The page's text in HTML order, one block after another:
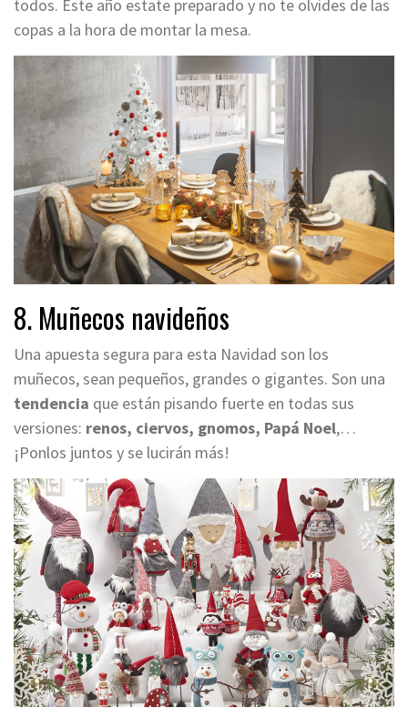
todos. Este año estate preparado y no te olvides de las
copas a la hora de montar la mesa.
8. Muñecos navideños
Una apuesta segura para esta Navidad son los
muñecos, sean pequeños, grandes o gigantes. Son una
tendencia que están pisando fuerte en todas sus
versiones: renos, ciervos, gnomos, Papá Noel,…
¡Ponlos juntos y se lucirán más!